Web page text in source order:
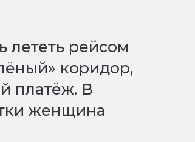
лететь рейсом
коридор,
платёж. В
женщина